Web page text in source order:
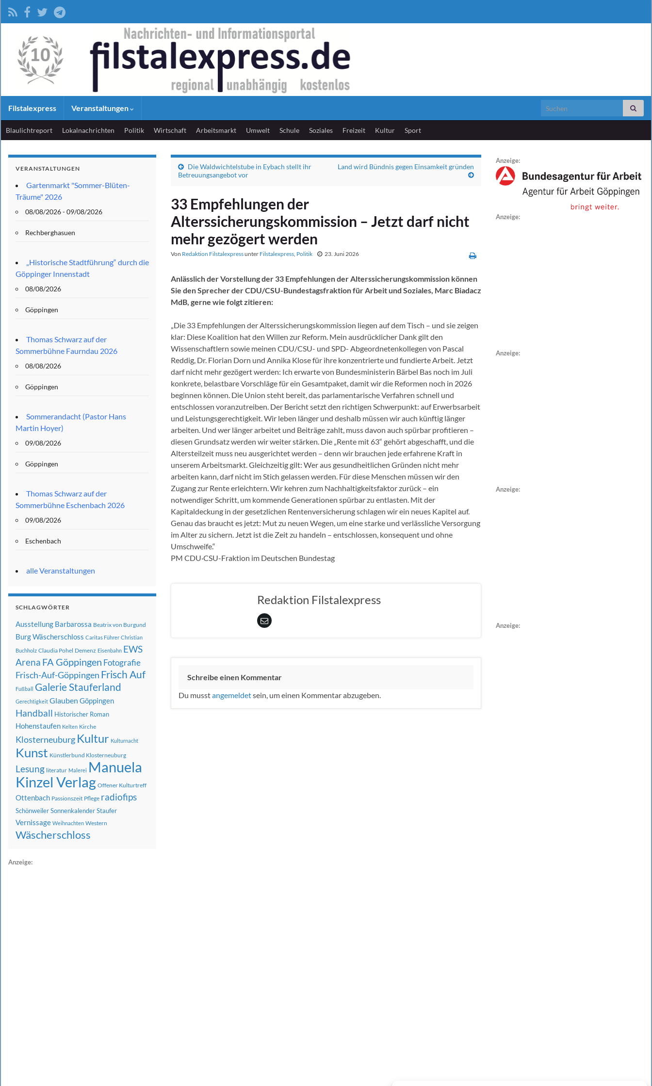
Filstalexpress Veranstaltungen Search for:
Blaulichtreport Lokalnachrichten Politik Wirtschaft Arbeitsmarkt Umwelt Schule Soziales Freizeit Kultur Sport
Die Waldwichtelstube in Eybach stellt ihr
Betreuungsangebot vor
Land wird Bündnis gegen Einsamkeit gründen
33 Empfehlungen der
Alterssicherungskommission – Jetzt darf nicht
mehr gezögert werden
Von Redaktion Filstalexpressunter Filstalexpress, Politik 23. Juni 2026
Anlässlich der Vorstellung der 33 Empfehlungen der Alterssicherungskommission können
Sie den Sprecher der CDU/CSU-Bundestagsfraktion für Arbeit und Soziales, Marc Biadacz
MdB, gerne wie folgt zitieren:
„Die 33 Empfehlungen der Alterssicherungskommission liegen auf dem Tisch – und sie zeigen
klar: Diese Koalition hat den Willen zur Reform. Mein ausdrücklicher Dank gilt den
Wissenschaftlern sowie meinen CDU/CSU- und SPD- Abgeordnetenkollegen von Pascal
Reddig, Dr. Florian Dorn und Annika Klose für ihre konzentrierte und fundierte Arbeit. Jetzt
darf nicht mehr gezögert werden: Ich erwarte von Bundesministerin Bärbel Bas noch im Juli
konkrete, belastbare Vorschläge für ein Gesamtpaket, damit wir die Reformen noch in 2026
beginnen können. Die Union steht bereit, das parlamentarische Verfahren schnell und
entschlossen voranzutreiben. Der Bericht setzt den richtigen Schwerpunkt: auf Erwerbsarbeit
und Leistungsgerechtigkeit. Wir leben länger und deshalb müssen wir auch künftig länger
arbeiten. Und wer länger arbeitet und Beiträge zahlt, muss davon auch spürbar profitieren –
diesen Grundsatz werden wir weiter stärken. Die „Rente mit 63“ gehört abgeschafft, und die
Altersteilzeit muss neu ausgerichtet werden – denn wir brauchen jede erfahrene Kraft in
unserem Arbeitsmarkt. Gleichzeitig gilt: Wer aus gesundheitlichen Gründen nicht mehr
arbeiten kann, darf nicht im Stich gelassen werden. Für diese Menschen müssen wir den
Zugang zur Rente erleichtern. Wir kehren zum Nachhaltigkeitsfaktor zurück – ein
notwendiger Schritt, um kommende Generationen spürbar zu entlasten. Mit der
Kapitaldeckung in der gesetzlichen Rentenversicherung schlagen wir ein neues Kapitel auf.
Genau das braucht es jetzt: Mut zu neuen Wegen, um eine starke und verlässliche Versorgung
im Alter zu sichern. Jetzt ist die Zeit zu handeln – entschlossen, konsequent und ohne
Umschweife.“
PM CDU·CSU-Fraktion im Deutschen Bundestag
Redaktion Filstalexpress
Schreibe einen Kommentar
Du musstangemeldetsein, um einen Kommentar abzugeben.
VERANSTALTUNGEN
Gartenmarkt "Sommer-Blüten-
Träume" 2026
08/08/2026 - 09/08/2026
Rechberghasuen
„Historische Stadtführung“ durch die
Göppinger Innenstadt
08/08/2026
Göppingen
Thomas Schwarz auf der
Sommerbühne Faurndau 2026
08/08/2026
Göppingen
Sommerandacht (Pastor Hans
Martin Hoyer)
09/08/2026
Göppingen
Thomas Schwarz auf der
Sommerbühne Eschenbach 2026
09/08/2026
Eschenbach
alle Veranstaltungen
SCHLAGWÖRTER
Ausstellung Barbarossa Beatrix von Burgund
Burg Wäscherschloss Caritas Führer Christian
Buchholz Claudia Pohel Demenz Eisenbahn EWS
Arena FA Göppingen Fotografie
Frisch-Auf-Göppingen Frisch Auf
Fußball Galerie Stauferland
Gerechtigkeit Glauben Göppingen
Handball Historischer Roman
Hohenstaufen Kelten Kirche
Klosterneuburg Kultur Kulturnacht
Kunst Künstlerbund Klosterneuburg
Lesung literatur Malerei Manuela
Kinzel Verlag Offener Kulturtreff
Ottenbach Passionszeit Pflege radiofips
SchönweilerSonnenkalenderStaufer
Vernissage Weihnachten Western
Wäscherschloss
Anzeige:
Anzeige:
Anzeige:
Anzeige:
Anzeige:
Anzeige: